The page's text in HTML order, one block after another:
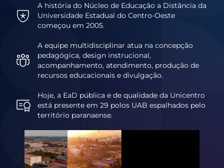
A história do Núcleo de Educação a Distância da
Universidade Estadual do Centro-Oeste
começou em 2005.
A equipe multidisciplinar atua na concepção
pedagógica, design instrucional,
acompanhamento, atendimento, produção de
recursos educacionais e divulgação.
Hoje, a EaD pública e de qualidade da Unicentro
está presente em 29 polos UAB espalhados pelo
território paranaense.